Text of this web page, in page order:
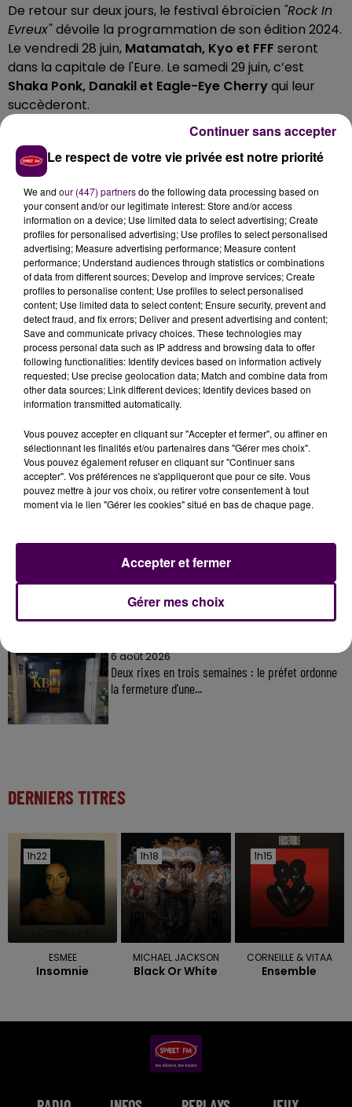
De retour sur deux jours, le festival ébroïcien "Rock In
Evreux"dévoile la programmation de son édition 2024.
Le vendredi 28 juin, Matamatah, Kyo et FFF seront
dans la capitale de l'Eure. Le samedi 29 juin, c’est
Shaka Ponk, Danakil et Eagle-Eye Cherryqui leur
succèderont.
DES PASS À PRIX ÉVOLUTIFS
Sile reste de la programmation doit être annoncée
ce vendredi15 mars, il est encore possible de
bénéficier de billets moins chers.38 euros pour une
journée-vendredi comme samedi- ou73 euros pour
les deux jours.La billetterie de"Rock In Evreux"
accessible en cliquantici.
À LA UNE
31 juillet 2026
Gagnez vos entrées à Terra Botanica !
Inscrivez-vous au casting The Voice & The Voice
Kids !
6 août 2026
Deux rixes en trois semaines : le préfet ordonne
la fermeture d'une...
DERNIERS TITRES
1h22
1h22
ESMEE
Insomnie
1h18
1h18
MICHAEL JACKSON
Black Or White
1h15
1h15
CORNEILLE & VITAA
Ensemble
Le respect de votre vie privée est notre priorité
We and our (447) partnersdo the following data processing based on
your consent and/or our legitimate interest: Store and/or access
information on a device; Use limited data to select advertising; Create
profiles for personalised advertising; Use profiles to select personalised
advertising; Measure advertising performance; Measure content
performance; Understand audiences through statistics or combinations
of data from different sources; Develop and improve services; Create
profiles to personalise content; Use profiles to select personalised
content; Use limited data to select content; Ensure security, prevent and
detect fraud, and fix errors; Deliver and present advertising and content;
Save and communicate privacy choices. These technologies may
process personal data such as IP address and browsing data to offer
following functionalities: Identify devices based on information actively
requested; Use precise geolocation data; Match and combine data from
other data sources; Link different devices; Identify devices based on
information transmitted automatically.
Vous pouvez accepter en cliquant sur "Accepter et fermer", ou affiner en
sélectionnant les finalités et/ou partenaires dans "Gérer mes choix".
Vous pouvez également refuser en cliquant sur "Continuer sans
accepter". Vos préférences ne s'appliqueront que pour ce site. Vous
pouvez mettre à jour vos choix, ou retirer votre consentement à tout
moment via le lien "Gérer les cookies" situé en bas de chaque page.
Gérer mes choix
Accepter et fermer
Continuer sans accepter